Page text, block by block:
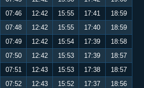
07:46 12:42 15:55 17:41
18:59
07:48 12:42 15:55 17:40
18:59
07:49 12:42 15:54 17:39
18:58
07:50 12:42 15:53 17:39
18:57
07:51 12:43 15:53 17:38
18:57
07:52 12:43 15:52 17:37
18:56